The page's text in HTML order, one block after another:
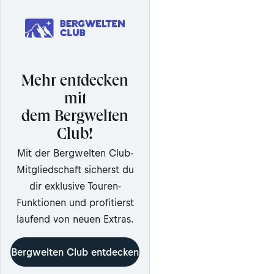
Mehr entdecken
mit
dem Bergwelten
Club!
Mit der Bergwelten Club-
Mitgliedschaft sicherst du
dir exklusive Touren-
Funktionen und profitierst
laufend von neuen Extras.
Bergwelten Club entdecken